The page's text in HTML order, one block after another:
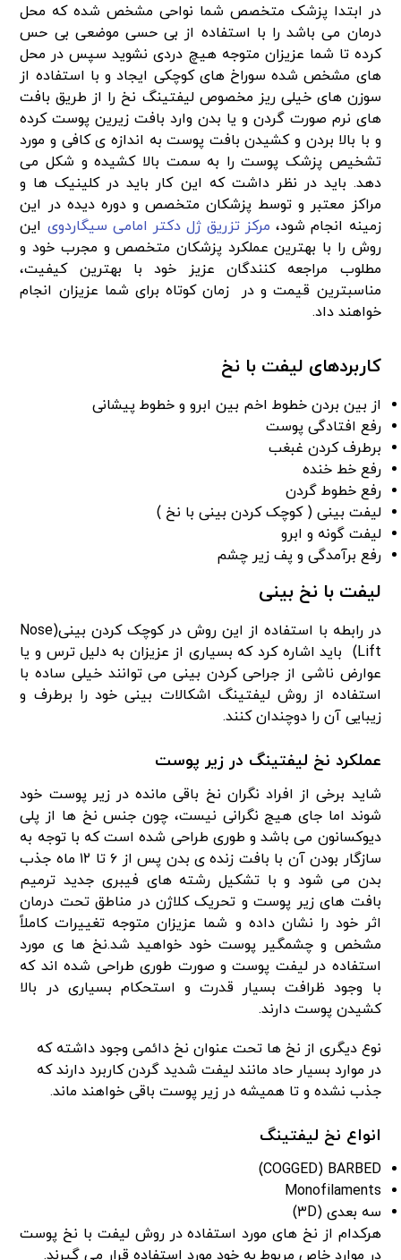
در ابتدا پزشک ‌متخصص شما نواحی مشخص شده که محل
درمان می باشد را با استفاده از بی حسی موضعی بی حس
کرده تا شما عزیزان متوجه هیچ دردی نشوید سپس در محل
های مشخص شده سوراخ های کوچکی ایجاد و با استفاده از
سوزن های خیلی ریز مخصوص لیفتینگ نخ را از طریق بافت
های نرم صورت گردن و یا بدن وارد بافت زیرین پوست کرده
و با بالا بردن و کشیدن بافت پوست به اندازه ی کافی و مورد
تشخیص پزشک پوست را به سمت بالا کشیده و شکل می
دهد. باید در نظر داشت که این کار باید در کلینیک ها و
مراکز معتبر و توسط پزشکان متخصص و دوره دیده در این
زمینه انجام شود، مرکز تزریق ژل دکتر امامی سیگاردوی این
روش را با بهترین عملکرد پزشکان متخصص و مجرب خود و
مطلوب مراجعه کنندگان عزیز خود با بهترین کیفیت،
مناسبترین قیمت و در زمان کوتاه برای شما عزیزان انجام
خواهند داد.
کاربردهای لیفت با نخ
از بین بردن خطوط اخم بین ابرو و خطوط پیشانی
رفع افتادگی پوست
برطرف کردن غبغب
رفع خط خنده
رفع خطوط گردن
لیفت بینی ( کوچک کردن بینی با نخ )
لیفت گونه و ابرو
رفع برآمدگی و پف زیر چشم
لیفت با نخ بینی
در رابطه با استفاده از این روش در کوچک کردن بینی(Nose
Lift) باید اشاره کرد که بسیاری از عزیزان به دلیل ترس و یا
عوارض ناشی از جراحی کردن بینی می توانند خیلی ساده با
استفاده از روش لیفتینگ اشکالات بینی خود را برطرف و
زیبایی آن را دوچندان کنند.
عملکرد نخ لیفتینگ در زیر پوست
شاید برخی از افراد نگران نخ باقی مانده در زیر پوست خود
شوند اما جای هیج نگرانی نیست، چون جنس نخ ها از پلی
دیوکسانون می باشد و طوری طراحی شده است که با توجه به
سازگار بودن آن با بافت زنده ی بدن پس از ۶ تا ۱۲ ماه جذب
بدن می شود و با تشکیل رشته های فیبری جدید ترمیم
بافت های زیر پوست و تحریک کلاژن در مناطق تحت درمان
اثر خود را نشان داده و شما عزیزان متوجه تغییرات کاملاً
مشخص و چشمگیر پوست خود خواهید شد.نخ ها ی مورد
استفاده در لیفت پوست و صورت طوری طراحی شده اند که
با وجود ظرافت بسیار قدرت و استحکام بسیاری در بالا
کشیدن پوست دارند.
نوع دیگری از نخ ها تحت عنوان نخ دائمی وجود داشته که
در موارد بسیار حاد مانند لیفت شدید گردن کاربرد دارند که
جذب نشده و تا همیشه در زیر پوست باقی خواهند ماند.
انواع نخ لیفتینگ
COGGED) BARBED)
Monofilaments
سه بعدی (۳D)
هرکدام از نخ های مورد استفاده در روش لیفت با نخ پوست
در موارد خاص مربوط به خود مورد استفاده قرار می گیرند.